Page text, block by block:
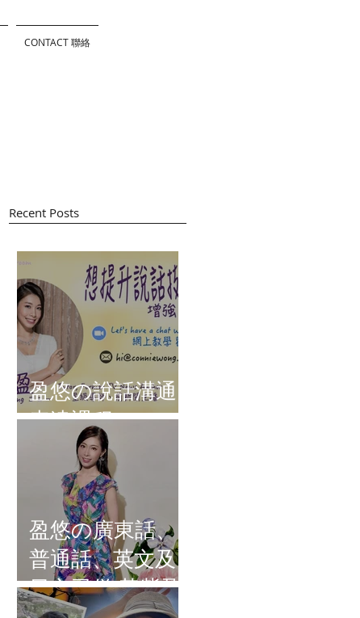
CONTACT 聯絡
Recent Posts
盈悠の說話溝通
表達課程
盈悠の廣東話、
普通話、英文及
日文司儀 黃紫盈